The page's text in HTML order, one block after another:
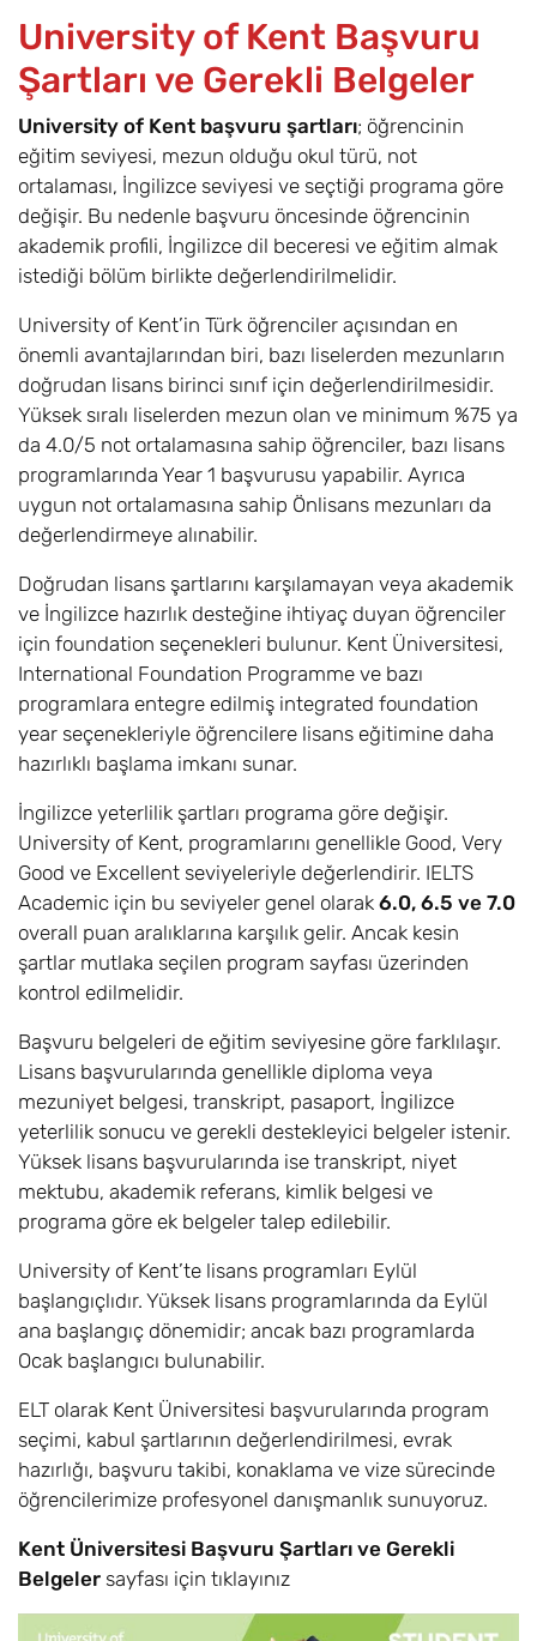
Rehabilitation
with a
Foundation Year
Lisans Bölümleri
Bilgisayar
Bilimleri /
Computer
Science (BSc)
6 Eylül £23.500
İşletme Yönetimi
/ Business and
Management
(BSc)
6 Eylül £20.700
Sosyoloji /
Sociology Bsc
6 Eylül £19.300
Hukuk / LLB
6
Muhasebe ve
Finans /
Accounting and
Finance (BSc)
6 Eylül £20.700
Antik Tarih /
BA (Hons)
6
Mimarlık /
Architecture BA
(Hons)
6 Eylül £23.500
Bilimi ve
Astrofizik /
Astronomy,
Space Science
and Astrophysics
BSc (Hons)
Eylül
Biyokimya /
Biochemistry
6 Eylül
Biyoloji / Biology
BSc (Hons)
6 Eylül £23.500
Mühendisliği /
Biomedical
Engineering
BEng (Hons)
Biyomedikal Bilim
/ Biomedical
6 Eylül £23.500
University of Kent Başvuru
Şartları ve Gerekli Belgeler
University of Kent başvuru şartları; öğrencinin
eğitim seviyesi, mezun olduğu okul türü, not
ortalaması, İngilizce seviyesi ve seçtiği programa göre
değişir. Bu nedenle başvuru öncesinde öğrencinin
akademik profili, İngilizce dil beceresi ve eğitim almak
istediği bölüm birlikte değerlendirilmelidir.
University of Kent’in Türk öğrenciler açısından en
önemli avantajlarından biri, bazı liselerden mezunların
doğrudan lisans birinci sınıf için değerlendirilmesidir.
Yüksek sıralı liselerden mezun olan ve minimum %75 ya
da 4.0/5 not ortalamasına sahip öğrenciler, bazı lisans
programlarında Year 1 başvurusu yapabilir. Ayrıca
uygun not ortalamasına sahip Önlisans mezunları da
değerlendirmeye alınabilir.
Doğrudan lisans şartlarını karşılamayan veya akademik
ve İngilizce hazırlık desteğine ihtiyaç duyan öğrenciler
için foundation seçenekleri bulunur. Kent Üniversitesi,
International Foundation Programme ve bazı
programlara entegre edilmiş integrated foundation
year seçenekleriyle öğrencilere lisans eğitimine daha
hazırlıklı başlama imkanı sunar.
İngilizce yeterlilik şartları programa göre değişir.
University of Kent, programlarını genellikle Good, Very
Good ve Excellent seviyeleriyle değerlendirir. IELTS
Academic için bu seviyeler genel olarak 6.0, 6.5 ve 7.0
overall puan aralıklarına karşılık gelir. Ancak kesin
şartlar mutlaka seçilen program sayfası üzerinden
kontrol edilmelidir.
Başvuru belgeleri de eğitim seviyesine göre farklılaşır.
Lisans başvurularında genellikle diploma veya
mezuniyet belgesi, transkript, pasaport, İngilizce
yeterlilik sonucu ve gerekli destekleyici belgeler istenir.
Yüksek lisans başvurularında ise transkript, niyet
mektubu, akademik referans, kimlik belgesi ve
programa göre ek belgeler talep edilebilir.
University of Kent’te lisans programları Eylül
başlangıçlıdır. Yüksek lisans programlarında da Eylül
ana başlangıç dönemidir; ancak bazı programlarda
Ocak başlangıcı bulunabilir.
ELT olarak Kent Üniversitesi başvurularında program
seçimi, kabul şartlarının değerlendirilmesi, evrak
hazırlığı, başvuru takibi, konaklama ve vize sürecinde
öğrencilerimize profesyonel danışmanlık sunuyoruz.
Kent Üniversitesi Başvuru Şartları ve Gerekli
Belgeler sayfası için tıklayınız